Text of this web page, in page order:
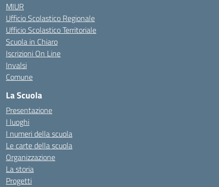
MIUR
Ufficio Scolastico Regionale
Ufficio Scolastico Territoriale
Scuola in Chiaro
Iscrizioni On Line
Invalsi
Comune
La Scuola
Presentazione
I luoghi
I numeri della scuola
Le carte della scuola
Organizzazione
La storia
Progetti